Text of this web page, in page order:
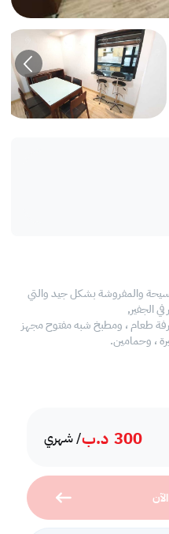
300 د.ب/ شهري
والمفروشة بشكل جيد والتي
الجفير,
طعام ، ومطبخ شبه مفتوح مجهز
، وحمامين.